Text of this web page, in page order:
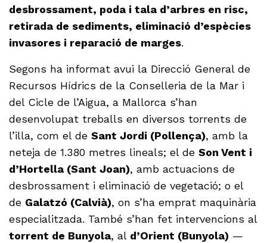
desbrossament, poda i tala d’arbres en risc,
retirada de sediments, eliminació d’espècies
invasores i reparació de marges.
Segons ha informat avui la Direcció General de
Recursos Hídrics de la Conselleria de la Mar i
del Cicle de l’Aigua, a Mallorca s’han
desenvolupat treballs en diversos torrents de
l’illa, com el deSant Jordi (Pollença), amb la
neteja de 1.380 metres lineals; el deSon Vent i
d’Hortella (Sant Joan), amb actuacions de
desbrossament i eliminació de vegetació; o el
de Galatzó (Calvià), on s’ha emprat maquinària
especialitzada. També s’han fet intervencions al
torrent de Bunyola, al d’Orient (Bunyola) —